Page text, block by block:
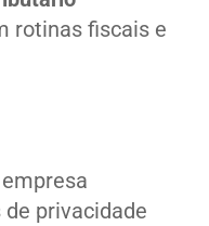
rotinas fiscais e
privacidade